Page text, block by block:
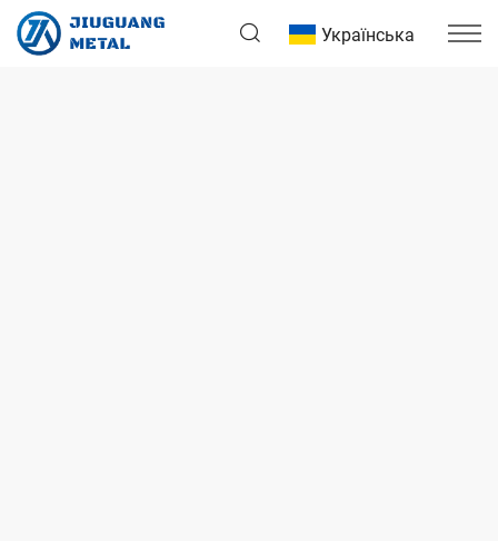
Українська